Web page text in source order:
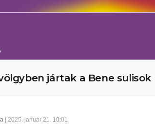
jártak a Bene sulisok
| 2025. január 21. 10:01